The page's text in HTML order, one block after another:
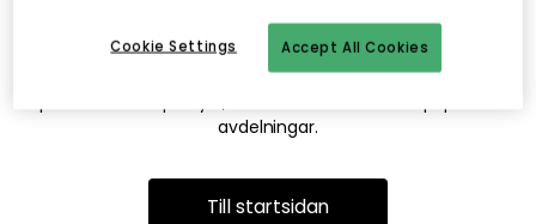
Detta kan bero på att sidan inte längre finns eller att den har
flyttats. Vi ber om ursäkt för besväret. I menyn ovan kan du
prova att söka på nytt, eller besöka en av våra populära
avdelningar.
Till startsidan
Accept All Cookies
Cookie Settings